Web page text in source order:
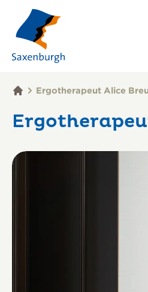
Ergotherapeut Alice